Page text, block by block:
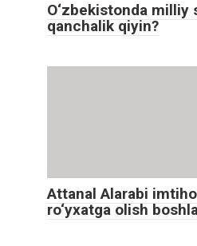
O‘zbekistonda
qanchalik qiyin?
Attanal Alarabi
ro‘yxatga olish